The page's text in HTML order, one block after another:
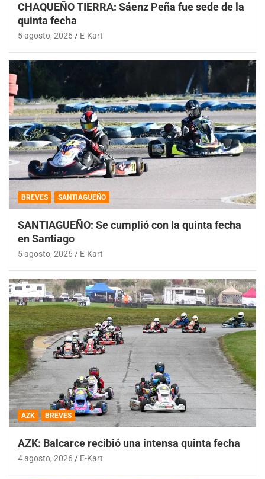
CHAQUEÑO TIERRA: Sáenz Peña fue sede de la
quinta fecha
5 agosto, 2026 E-Kart
BREVES SANTIAGUEÑO
SANTIAGUEÑO: Se cumplió con la quinta fecha
en Santiago
5 agosto, 2026 E-Kart
AZK BREVES
AZK: Balcarce recibió una intensa quinta fecha
4 agosto, 2026 E-Kart